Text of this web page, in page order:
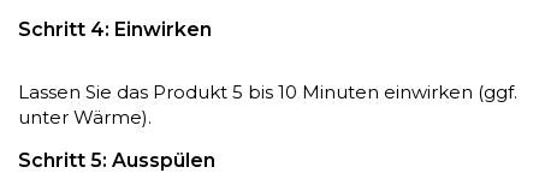
Schritt 4: Einwirken
Lassen Sie das Produkt 5 bis 10 Minuten einwirken (ggf.
unter Wärme).
Schritt 5: Ausspülen